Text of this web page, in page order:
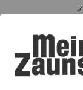
Alle Produkte
Mein Konto
Suchen